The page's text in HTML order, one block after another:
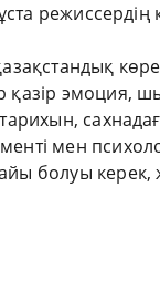
эмоция,
мен
болуы керек,